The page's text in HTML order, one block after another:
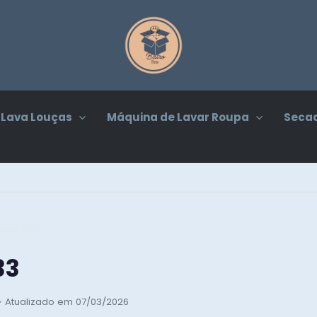
Lava Louças Máquina de Lavar Roupa
em 07/03/2026